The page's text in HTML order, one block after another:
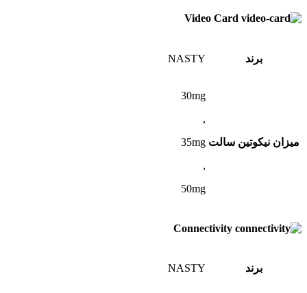
Video Card
برند NASTY
میزان نیکوتین سالت
30mg
,
35mg
,
50mg
Connectivity
برند NASTY